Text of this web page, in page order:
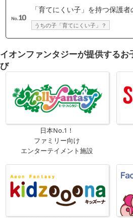
「育てにくい子」を持つ保護
うちの子「育てにくい子」？
イオンファンタジーが提供する
び
日本No.1！
ファミリー向け
エンターテイメント施設